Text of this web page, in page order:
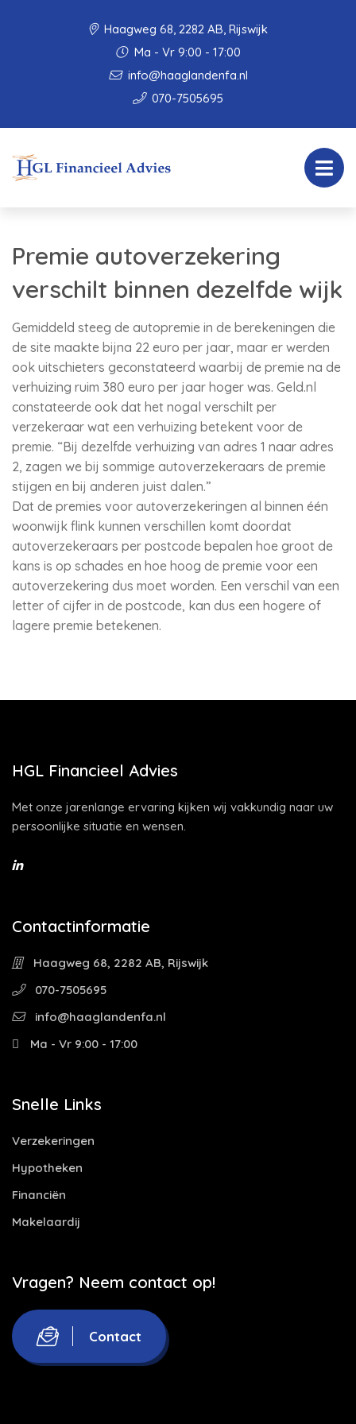
Haagweg 68, 2282 AB, Rijswijk
Ma - Vr 9:00 - 17:00
info@haaglandenfa.nl
070-7505695
Premie autoverzekering
verschilt binnen dezelfde wijk
Gemiddeld steeg de autopremie in de berekeningen die
de site maakte bijna 22 euro per jaar, maar er werden
ook uitschieters geconstateerd waarbij de premie na de
verhuizing ruim 380 euro per jaar hoger was. Geld.nl
constateerde ook dat het nogal verschilt per
verzekeraar wat een verhuizing betekent voor de
premie. “Bij dezelfde verhuizing van adres 1 naar adres
2, zagen we bij sommige autoverzekeraars de premie
stijgen en bij anderen juist dalen.”
Dat de premies voor autoverzekeringen al binnen één
woonwijk flink kunnen verschillen komt doordat
autoverzekeraars per postcode bepalen hoe groot de
kans is op schades en hoe hoog de premie voor een
autoverzekering dus moet worden. Een verschil van een
letter of cijfer in de postcode, kan dus een hogere of
lagere premie betekenen.
HGL Financieel Advies
Met onze jarenlange ervaring kijken wij vakkundig naar uw
persoonlijke situatie en wensen.
Contactinformatie
Haagweg 68, 2282 AB, Rijswijk
070-7505695
info@haaglandenfa.nl
Ma - Vr 9:00 - 17:00
Snelle Links
Verzekeringen
Hypotheken
Financiën
Makelaardij
Vragen? Neem contact op!
Contact